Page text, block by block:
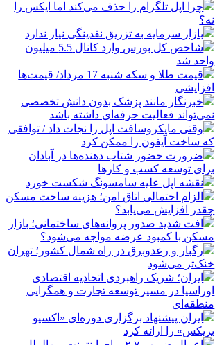
چرا اپل تلگرام را حذف می‌کند اما ایکس را
نه؟
بازار سرمایه به تزریق نقدینگی نیاز ندارد
شاخص کل بورس وارد کانال 5.5 میلیون
واحد شد
قیمت طلا و سکه شنبه 17 مرداد/ قیمت‌ها
افزایشی
خبرنگار مانند پزشک بدون دانش تخصصی
نمی‌تواند فعالیت حرفه‌ای داشته باشد
وقتی مایکروسافت اپل را نجات داد / توافقی
که ساخت آیفون را ممکن کرد
ضرورت حضور شتاب ‌دهنده‌ها در آبادان
برای توسعه کسب‌ و کارها
نقشه اپل علیه سامسونگ شکست خورد
الزام احتمالی اتاق امن؛ هزینه ساخت مسکن
چقدر افزایش می‌یابد؟
افت شدید صدور پروانه‌های ساختمانی؛ بازار
مسکن با کمبود عرضه مواجه می‌شود؟
رگبار و رعدوبرق در راه شمال کشور؛ تهران
خنک‌تر می‌شود
ایران؛ شریک راهبردی اتحادیه اقتصادی
اوراسیا در مسیر توسعه تجارت و همگرایی
منطقه‌ای
ایران پیشنهاد برگزاری دوره‌ای «اکسپو
بریکس» را ارائه کرد